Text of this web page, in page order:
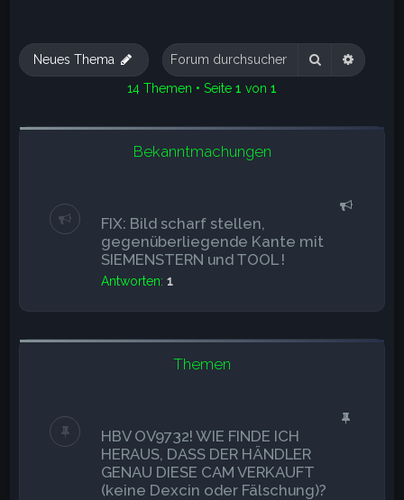
Neues Thema Suche
14 Themen • Seite 1 von 1
Bekanntmachungen
FIX: Bild scharf stellen,
gegenüberliegende Kante mit
SIEMENSTERN und TOOL !
Antworten:1
Themen
HBV OV9732! WIE FINDE ICH
HERAUS, DASS DER HÄNDLER
GENAU DIESE CAM VERKAUFT
(keine Dexcin oder Fälschung)?